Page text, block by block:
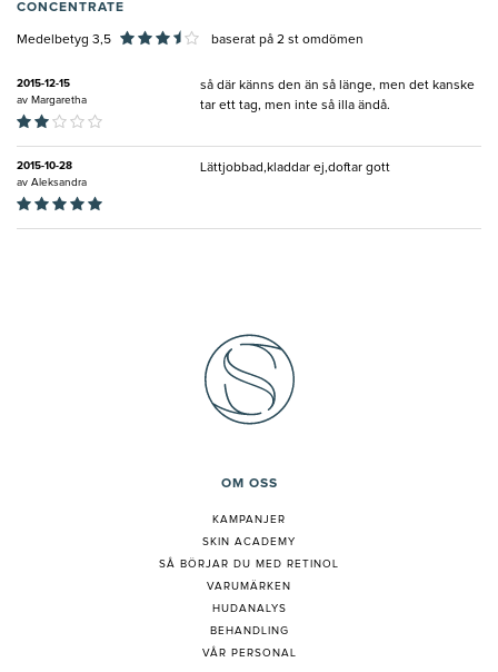
CONCENTRATE
Medelbetyg 3,5 baserat på 2 st omdömen
2015-12-15
av Margaretha
så där känns den än så länge, men det kanske
tar ett tag, men inte så illa ändå.
2015-10-28
av Aleksandra
Lättjobbad,kladdar ej,doftar gott
OM OSS
KAMPANJER
SKIN ACADEMY
SÅ BÖRJAR DU MED RETINOL
VARUMÄRKEN
HUDANALYS
BEHANDLING
VÅR PERSONAL